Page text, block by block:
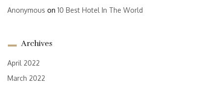
Anonymous on 10 Best Hotel In The World
Archives
April 2022
March 2022